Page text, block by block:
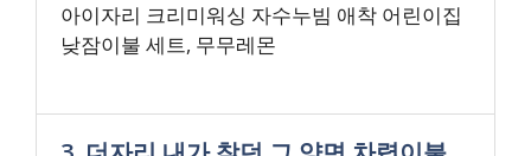
아이자리 크리미워싱 자수누빔 애착 어린이집
낮잠이불 세트, 무무레몬